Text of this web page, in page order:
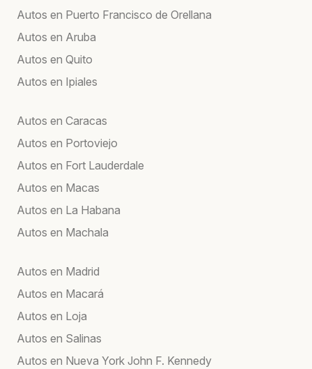
Autos en Puerto Francisco de Orellana
Autos en Aruba
Autos en Quito
Autos en Ipiales
Autos en Caracas
Autos en Portoviejo
Autos en Fort Lauderdale
Autos en Macas
Autos en La Habana
Autos en Machala
Autos en Madrid
Autos en Macará
Autos en Loja
Autos en Salinas
Autos en Nueva York John F. Kennedy